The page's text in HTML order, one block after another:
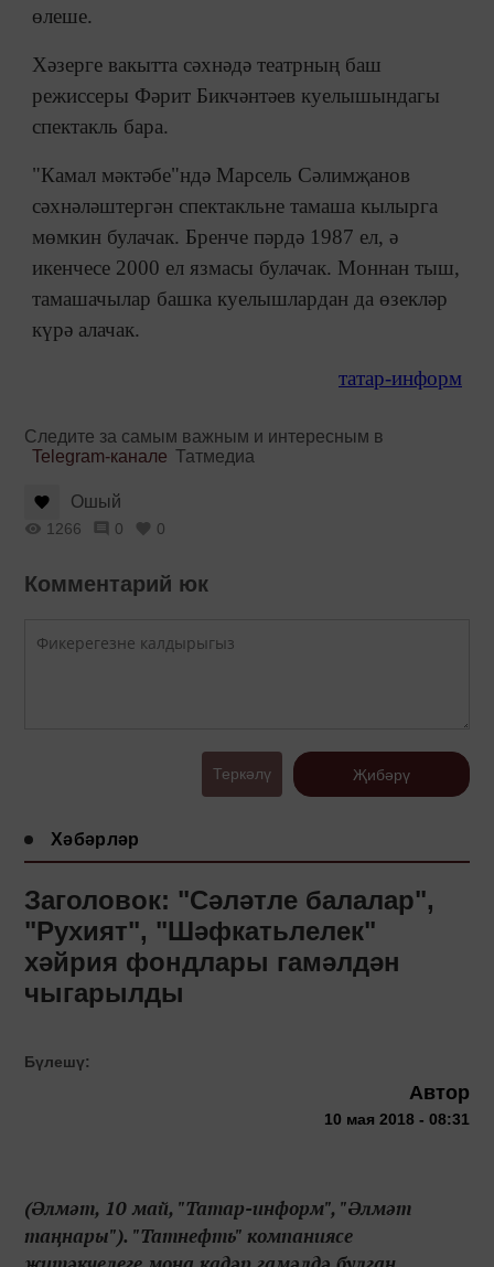
өлеше.
Хәзерге вакытта сәхнәдә театрның баш
режиссеры Фәрит Бикчәнтәев куелышындагы
спектакль бара.
"Камал мәктәбе"ндә Марсель Сәлимҗанов
сәхнәләштергән спектакльне тамаша кылырга
мөмкин булачак. Бренче пәрдә 1987 ел, ә
икенчесе 2000 ел язмасы булачак. Моннан тыш,
тамашачылар башка куелышлардан да өзекләр
күрә алачак.
татар-информ
Следите за самым важным и интересным в
Telegram-канале Татмедиа
Ошый
1266 0 0
Комментарий юк
Теркәлү Җибәрү
Хәбәрләр
Заголовок: "Сәләтле балалар",
"Рухият", "Шәфкатьлелек"
хәйрия фондлары гамәлдән
чыгарылды
Бүлешү:
Автор
10 мая 2018 - 08:31
(Әлмәт, 10 май, "Татар-информ", "Әлмәт
таңнары"). "Татнефть" компаниясе